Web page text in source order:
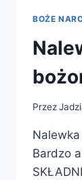
BOŻE
Przez
Bardzo